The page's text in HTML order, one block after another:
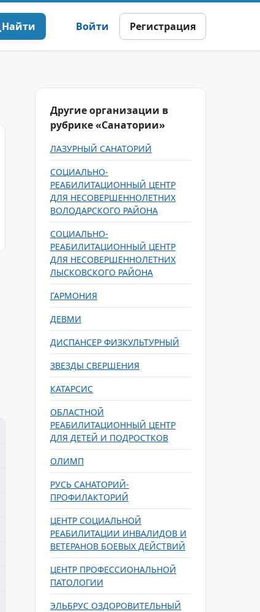
Найти Войти Регистрация
Другие организации в
рубрике «Санатории»
ЛАЗУРНЫЙ САНАТОРИЙ
СОЦИАЛЬНО-
РЕАБИЛИТАЦИОННЫЙ ЦЕНТР
ДЛЯ НЕСОВЕРШЕННОЛЕТНИХ
ВОЛОДАРСКОГО РАЙОНА
СОЦИАЛЬНО-
РЕАБИЛИТАЦИОННЫЙ ЦЕНТР
ДЛЯ НЕСОВЕРШЕННОЛЕТНИХ
ЛЫСКОВСКОГО РАЙОНА
ГАРМОНИЯ
ДЕВМИ
ДИСПАНСЕР ФИЗКУЛЬТУРНЫЙ
ЗВЕЗДЫ СВЕРШЕНИЯ
КАТАРСИС
ОБЛАСТНОЙ
РЕАБИЛИТАЦИОННЫЙ ЦЕНТР
ДЛЯ ДЕТЕЙ И ПОДРОСТКОВ
ОЛИМП
РУСЬ САНАТОРИЙ-
ПРОФИЛАКТОРИЙ
ЦЕНТР СОЦИАЛЬНОЙ
РЕАБИЛИТАЦИИ ИНВАЛИДОВ И
ВЕТЕРАНОВ БОЕВЫХ ДЕЙСТВИЙ
ЦЕНТР ПРОФЕССИОНАЛЬНОЙ
ПАТОЛОГИИ
ЭЛЬБРУС ОЗДОРОВИТЕЛЬНЫЙ